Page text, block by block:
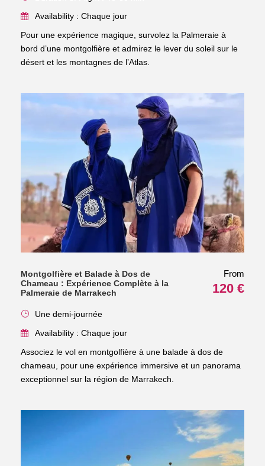
Availability : Chaque jour
Pour une expérience magique, survolez la Palmeraie à
bord d’une montgolfière et admirez le lever du soleil sur le
désert et les montagnes de l’Atlas.
Montgolfière et Balade à Dos de
Chameau : Expérience Complète à la
Palmeraie de Marrakech
From
120 €
Une demi-journée
Availability : Chaque jour
Associez le vol en montgolfière à une balade à dos de
chameau, pour une expérience immersive et un panorama
exceptionnel sur la région de Marrakech.